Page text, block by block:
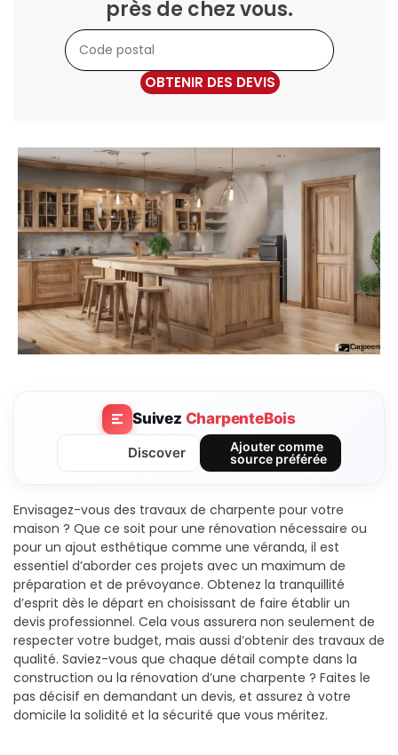
près de chez vous.
OBTENIR DES DEVIS
Suivez CharpenteBois
Discover
Ajouter comme
source préférée
Envisagez-vous des travaux de charpente pour votre
maison ? Que ce soit pour une rénovation nécessaire ou
pour un ajout esthétique comme une véranda, il est
essentiel d’aborder ces projets avec un maximum de
préparation et de prévoyance. Obtenez la tranquillité
d’esprit dès le départ en choisissant de faire établir un
devis professionnel. Cela vous assurera non seulement de
respecter votre budget, mais aussi d’obtenir des travaux de
qualité. Saviez-vous que chaque détail compte dans la
construction ou la rénovation d’une charpente ? Faites le
pas décisif en demandant un devis, et assurez à votre
domicile la solidité et la sécurité que vous méritez.